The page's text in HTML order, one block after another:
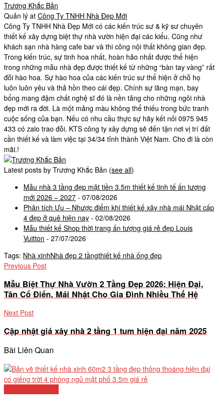
Trương Khắc Bản
Quản lý at Công Ty TNHH Nhà Đẹp Mới
Công Ty TNHH Nhà Đẹp Mới có các kiến trúc sư & kỹ sư chuyên
thiết kế xây dựng biệt thự nhà vườn hiện đại các kiểu. Cũng như
khách sạn nhà hàng cafe bar và thi công nội thất không gian đẹp.
Trong kiến trúc, sự tinh hoa nhất, hoàn hảo nhất được thể hiện
trong những mẫu nhà đẹp được thiết kế từ những “bàn tay vàng” rất
đỗi hào hoa. Sự hào hoa của các kiến trúc sư thể hiện ở chỗ họ
luôn luôn yêu và thả hồn theo cái đẹp. Chính sự lãng mạn, bay
bổng mang đậm chất nghệ sĩ đó là nền tảng cho những ngôi nhà
đẹp mới ra đời. Là một mảng màu không thể thiếu trong bức tranh
cuộc sống của bạn. Nếu có nhu cầu thực sự hãy kết nối 0975 945
433 có zalo trao đỗi. KTS công ty xây dựng sẽ đến tận nơi vị trí đất
cần thiết kế và làm việc tại 34/34 tỉnh thành Việt Nam. Cho đi là còn
mãi.!
Latest posts by Trương Khắc Bản (see all)
Mẫu nhà 3 tầng đẹp mặt tiền 3.5m thiết kế tinh tế ấn tượng
mới 2026 – 2027 - 07/08/2026
Phân tích Ưu – Nhược điểm khi thiết kế xây nhà mái Nhật cấp
4 đẹp ở quê hiện nay - 02/08/2026
Mẫu thiết kế Shop thời trang ấn tượng giá rẻ đẹp Louis
Vuitton - 27/07/2026
Tags: Nhà xinhNhà đẹp 2 tầngthiết kế nhà ống đẹp
Previous Post
Mẫu Biệt Thự Nhà Vườn 2 Tầng Đẹp 2026: Hiện Đại,
Tân Cổ Điển, Mái Nhật Cho Gia Đình Nhiều Thế Hệ
Next Post
Cập nhật giá xây nhà 2 tầng 1 tum hiện đại năm 2025
Bài Liên Quan